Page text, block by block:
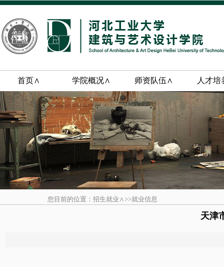
首页∧ 学院概况∧ 师资队伍∧ 人才
您目前的位置：招生就业∧>>就业信息
天津